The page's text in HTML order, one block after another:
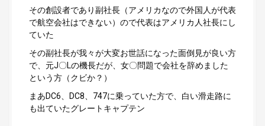
その創設者であり副社長（アメリカなので外国人が代表
で航空会社はできない）ので代表はアメリカ人社長にし
ていた
その副社長が我々が大変お世話になった面倒見が良い方
で、元J〇Lの機長だが、女〇問題で会社を辞めました
という方（クビか？）
まあDC6、DC8、747に乗っていた方で、白い滑走路に
も出ていたグレートキャプテン